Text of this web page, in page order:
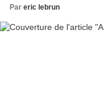
Par eric lebrun